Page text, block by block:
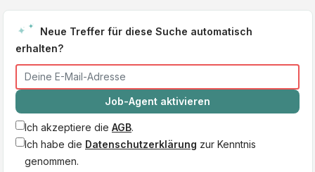
Neue Treffer für diese Suche automatisch
erhalten?
Job-Agent aktivieren
Ich akzeptiere die AGB.
Ich habe die Datenschutzerklärung zur Kenntnis
genommen.